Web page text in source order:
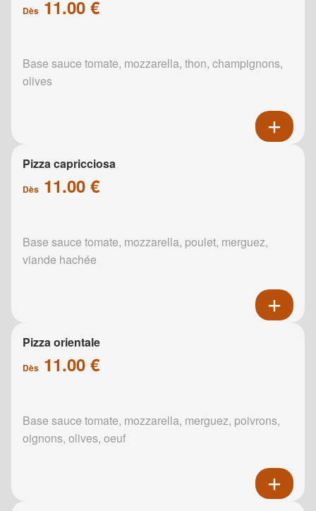
Dès 11.00 €
Base sauce tomate, mozzarella, thon, champignons,
olives
Pizza capricciosa
Dès 11.00 €
Base sauce tomate, mozzarella, poulet, merguez,
viande hachée
Pizza orientale
Dès 11.00 €
Base sauce tomate, mozzarella, merguez, poivrons,
oignons, olives, oeuf